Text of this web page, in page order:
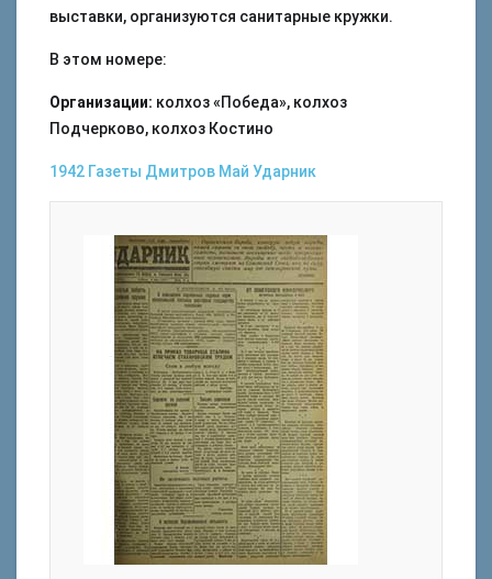
выставки, организуются санитарные кружки.
В этом номере:
Организации: колхоз «Победа», колхоз
Подчерково, колхоз Костино
1942 Газеты Дмитров Май Ударник